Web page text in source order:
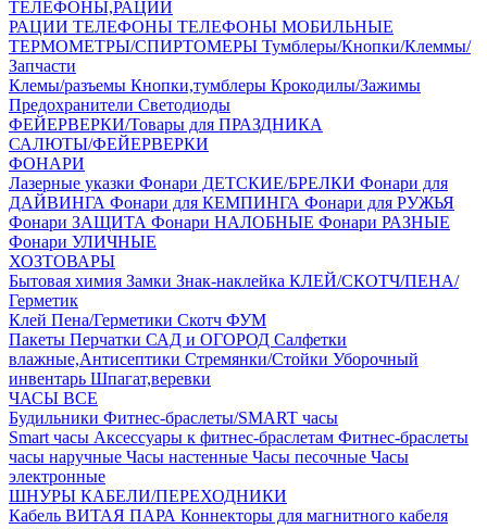
ТЕЛЕФОНЫ,РАЦИИ
РАЦИИ ТЕЛЕФОНЫ ТЕЛЕФОНЫ МОБИЛЬНЫЕ
ТЕРМОМЕТРЫ/СПИРТОМЕРЫ Тумблеры/Кнопки/Клеммы/
Запчасти
Клемы/разъемы Кнопки,тумблеры Крокодилы/Зажимы
Предохранители Светодиоды
ФЕЙЕРВЕРКИ/Товары для ПРАЗДНИКА
САЛЮТЫ/ФЕЙЕРВЕРКИ
ФОНАРИ
Лазерные указки Фонари ДЕТСКИЕ/БРЕЛКИ Фонари для
ДАЙВИНГА Фонари для КЕМПИНГА Фонари для РУЖЬЯ
Фонари ЗАЩИТА Фонари НАЛОБНЫЕ Фонари РАЗНЫЕ
Фонари УЛИЧНЫЕ
ХОЗТОВАРЫ
Бытовая химия Замки Знак-наклейка КЛЕЙ/СКОТЧ/ПЕНА/
Герметик
Клей Пена/Герметики Скотч ФУМ
Пакеты Перчатки САД и ОГОРОД Салфетки
влажные,Антисептики Стремянки/Стойки Уборочный
инвентарь Шпагат,веревки
ЧАСЫ ВСЕ
Будильники Фитнес-браслеты/SMART часы
Smart часы Аксессуары к фитнес-браслетам Фитнес-браслеты
часы наручные Часы настенные Часы песочные Часы
электронные
ШНУРЫ КАБЕЛИ/ПЕРЕХОДНИКИ
Кабель ВИТАЯ ПАРА Коннекторы для магнитного кабеля